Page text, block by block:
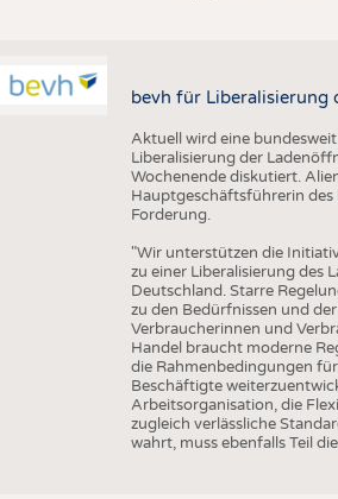
bevh für Liberalisierung
Aktuell wird eine
Liberalisierung der
Wochenende diskutiert.
Hauptgeschäftsführerin
Forderung.
"Wir unterstützen die
zu einer Liberalisierung des
Deutschland. Starre
zu den Bedürfnissen und
Verbraucherinnen und
Handel braucht moderne
die Rahmenbedingungen
Beschäftigte
Arbeitsorganisation, die
zugleich verlässliche
wahrt, muss ebenfalls Teil